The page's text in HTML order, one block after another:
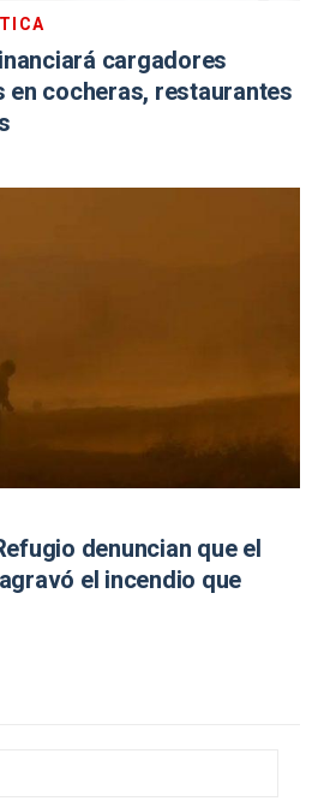
cargadores
cocheras, restaurantes
denuncian que el
el incendio que